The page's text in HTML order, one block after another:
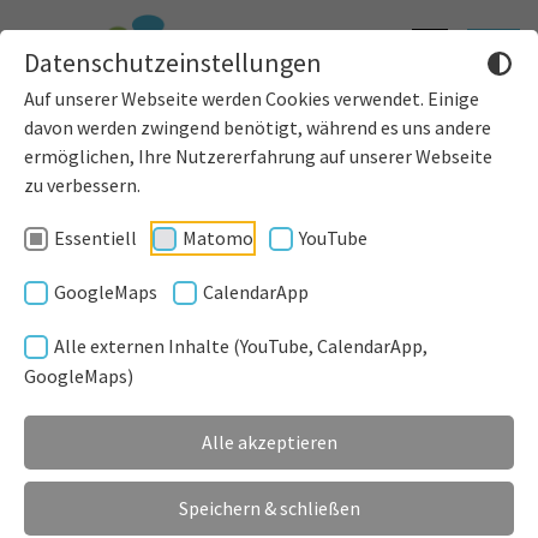
Datenschutzeinstellungen
Auf unserer Webseite werden Cookies verwendet. Einige
davon werden zwingend benötigt, während es uns andere
ermöglichen, Ihre Nutzererfahrung auf unserer Webseite
zu verbessern.
Essentiell Matomo YouTube
GoogleMaps CalendarApp
Alle externen Inhalte (YouTube, CalendarApp,
GoogleMaps)
Alle akzeptieren
Speichern & schließen
Informationen
einblenden
Toggle